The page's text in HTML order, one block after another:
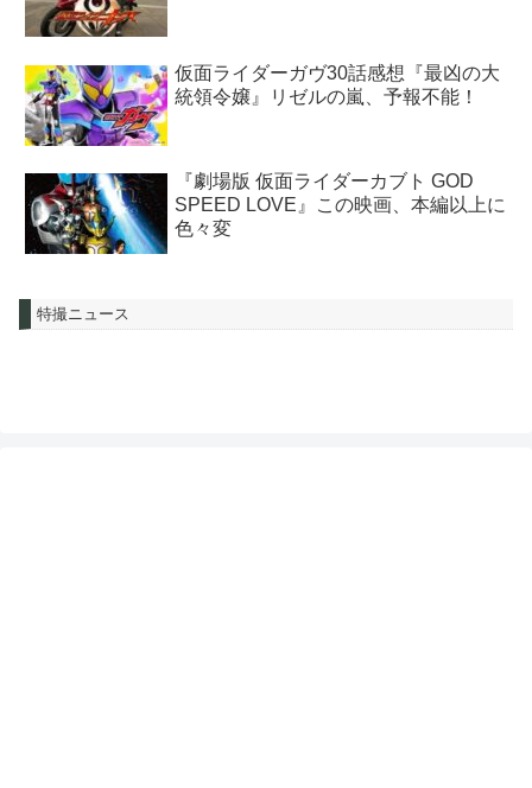
仮面ライダーガヴ30話感想『最凶の大
統領令嬢』リゼルの嵐、予報不能！
『劇場版 仮面ライダーカブト GOD
SPEED LOVE』この映画、本編以上に
色々変
特撮ニュース